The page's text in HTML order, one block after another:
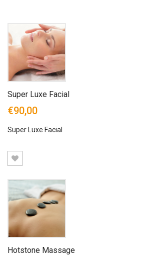
Super Luxe Facial
€90,00
Super Luxe Facial
Hotstone Massage